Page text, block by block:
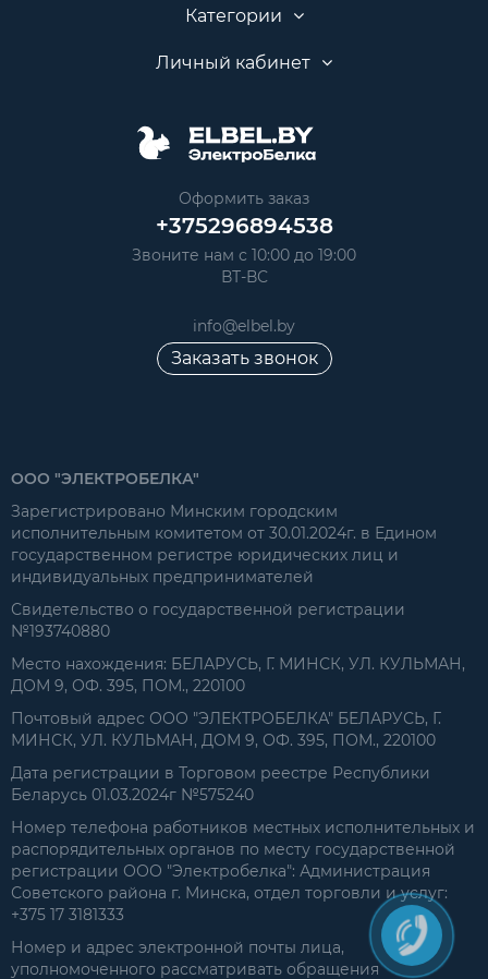
Категории
Личный кабинет
Оформить заказ
+375296894538
Звоните нам с 10:00 до 19:00
ВТ-ВС
info@elbel.by
Заказать звонок
ООО "ЭЛЕКТРОБЕЛКА"
Зарегистрировано Минским городским
исполнительным комитетом от 30.01.2024г. в Едином
государственном регистре юридических лиц и
индивидуальных предпринимателей
Свидетельство о государственной регистрации
№193740880
Место нахождения: БЕЛАРУСЬ, Г. МИНСК, УЛ. КУЛЬМАН,
ДОМ 9, ОФ. 395, ПОМ., 220100
Почтовый адрес ООО "ЭЛЕКТРОБЕЛКА" БЕЛАРУСЬ, Г.
МИНСК, УЛ. КУЛЬМАН, ДОМ 9, ОФ. 395, ПОМ., 220100
Дата регистрации в Торговом реестре Республики
Беларусь 01.03.2024г №575240
Номер телефона работников местных исполнительных и
распорядительных органов по месту государственной
регистрации ООО "Электробелка": Администрация
Советского района г. Минска, отдел торговли и услуг:
+375 17 3181333
Номер и адрес электронной почты лица,
уполномоченного рассматривать обращения